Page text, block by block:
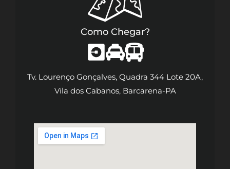
Como Chegar?
Tv. Lourenço Gonçalves, Quadra 344 Lote 20A,
Vila dos Cabanos, Barcarena-PA